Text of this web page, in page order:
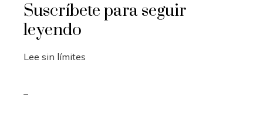
Suscríbete para seguir
leyendo
Lee sin límites